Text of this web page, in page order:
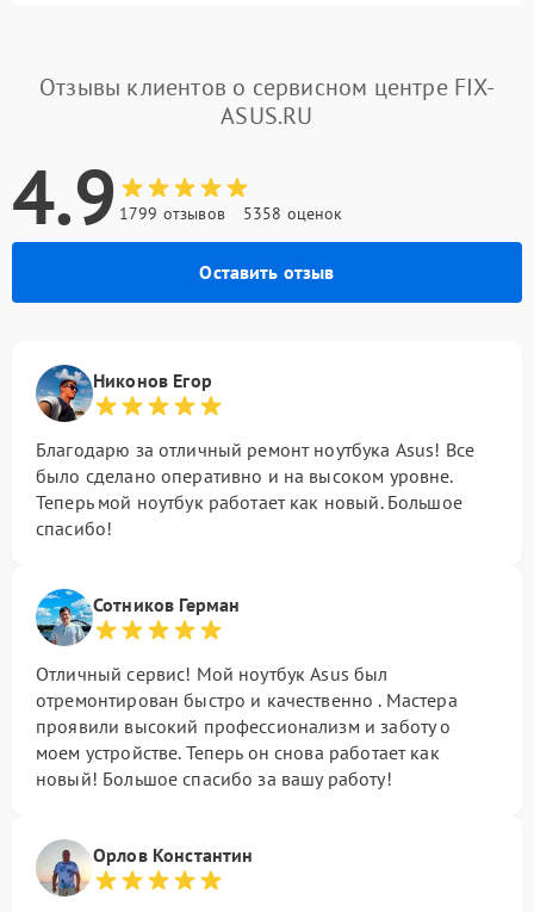
Отзывы клиентов о сервисном центре FIX-
ASUS.RU
4.9 1799 отзывов 5358 оценок
Оставить отзыв
Никонов Егор
Благодарю за отличный ремонт ноутбука Asus! Все
было сделано оперативно и на высоком уровне.
Теперь мой ноутбук работает как новый. Большое
спасибо!
Сотников Герман
Отличный сервис! Мой ноутбук Asus был
отремонтирован быстро и качественно . Мастера
проявили высокий профессионализм и заботу о
моем устройстве. Теперь он снова работает как
новый! Большое спасибо за вашу работу!
Орлов Константин